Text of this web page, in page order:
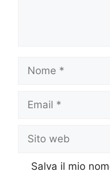
web
Salva il mio